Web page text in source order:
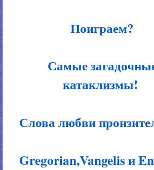
Поиграем?
Самые
катаклизмы!
Слова любви
Gregorian,Vangelis и